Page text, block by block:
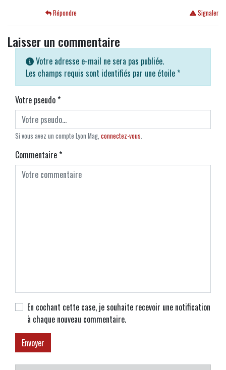
Signaler
Répondre
Laisser un commentaire
Votre adresse e-mail ne sera pas publiée.
Les champs requis sont identifiés par une étoile *
Votre pseudo*
Si vous avez un compte Lyon Mag, connectez-vous.
Commentaire*
En cochant cette case, je souhaite recevoir une notification
à chaque nouveau commentaire.